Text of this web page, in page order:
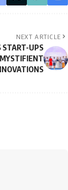
NEXT ARTICLE
START-UPS